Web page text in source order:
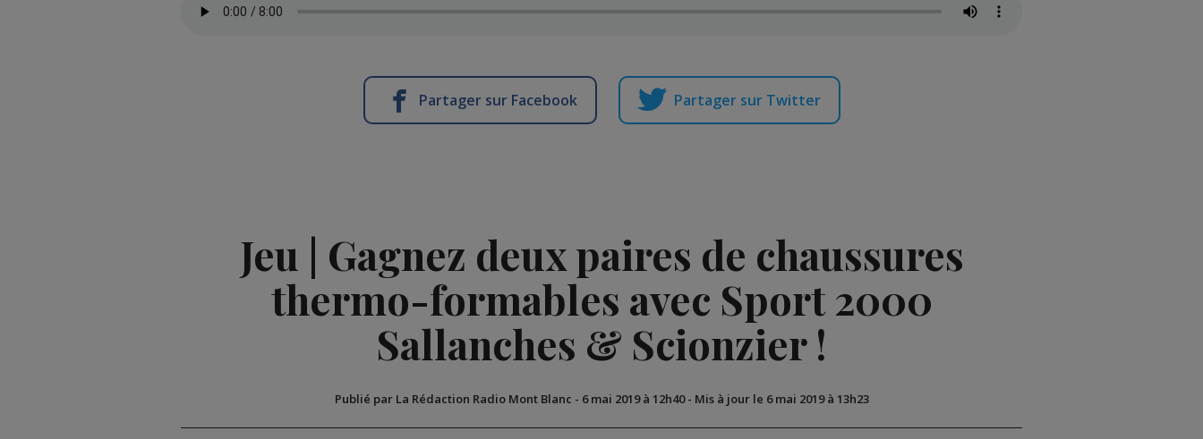
Partager sur Facebook Partager sur Twitter
Jeu | Gagnez deux paires de chaussures
thermo-formables avec Sport 2000
Sallanches & Scionzier !
Publié par La Rédaction Radio Mont Blanc - 6 mai 2019 à 12h40- Mis à jour le 6 mai 2019 à 13h23